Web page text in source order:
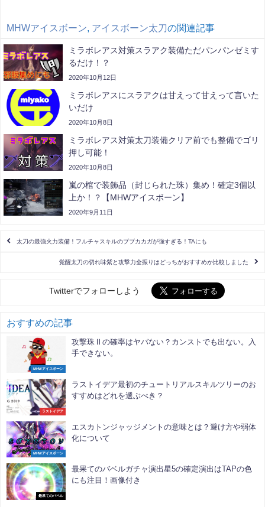
MHWアイスボーン, アイスボーン太刀の関連記事
ミラボレアス対策スラアク装備ただパンパンゼミす
るだけ！？
2020年10月12日
ミラボレアスにスラアクは甘えって甘えって言いた
いだけ
2020年10月8日
ミラボレアス対策太刀装備クリア前でも整備でゴリ
押し可能！
2020年10月8日
嵐の棺で装飾品（封じられた珠）集め！確定3個以
上か！？【MHWアイスボーン】
2020年9月11日
太刀の最強火力装備！フルチャスキルのブブカカガが強すぎる！TAにも
覚醒太刀の切れ味紫と攻撃力全振りはどっちがおすすめか比較しました
Twitterでフォローしよう
おすすめの記事
MHWアイスボーン
攻撃珠Ⅱの確率はヤバない？カンストでも出ない。入
手できない。
ラストイデア
ラストイデア最初のチュートリアルスキルツリーのお
すすめはどれを選ぶべき？
MHWアイスボーン
エスカトンジャッジメントの意味とは？避け方や弱体
化について
最果てのバベル
最果てのバベルガチャ演出星5の確定演出はTAPの色
にも注目！画像付き